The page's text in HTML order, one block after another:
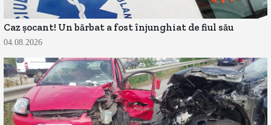
Caz șocant! Un bărbat a fost înjunghiat de fiul său
04.08.2026